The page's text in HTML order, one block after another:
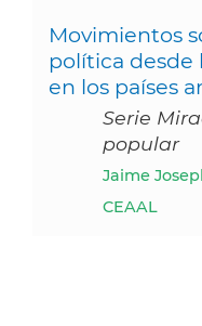
Movimientos
política desde
en los países
Serie
popular
Jaime
CEAAL